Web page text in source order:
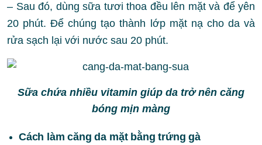
– Sau đó, dùng sữa tươi thoa đều lên mặt và để yên
20 phút. Để chúng tạo thành lớp mặt nạ cho da và
rửa sạch lại với nước sau 20 phút.
Sữa chứa nhiều vitamin giúp da trở nên căng
bóng mịn màng
Cách làm căng da mặt bằng trứng gà